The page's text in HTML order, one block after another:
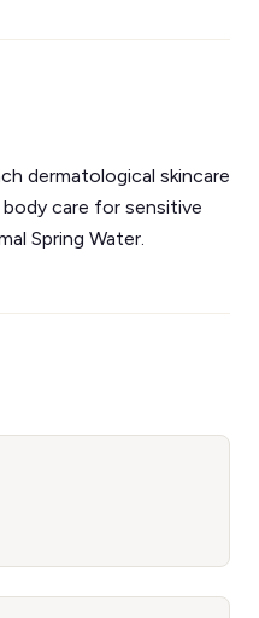
dermatological skincare
care for sensitive
Spring Water.